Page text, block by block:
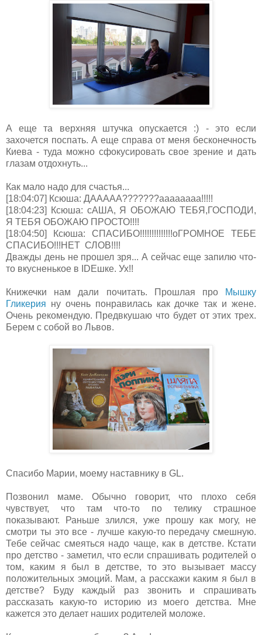
А еще та верхняя штучка опускается :) - это если
захочется поспать. А еще справа от меня бесконечность
Киева - туда можно сфокусировать свое зрение и дать
глазам отдохнуть...
Как мало надо для счастья...
[18:04:07] Ксюша: ДААААА???????аааааааа!!!!!
[18:04:23] Ксюша: сАША, Я ОБОЖАЮ ТЕБЯ,ГОСПОДИ,
Я ТЕБЯ ОБОЖАЮ ПРОСТО!!!!
[18:04:50] Ксюша: СПАСИБО!!!!!!!!!!!!!!оГРОМНОЕ ТЕБЕ
СПАСИБО!!!НЕТ СЛОВ!!!!
Дважды день не прошел зря... А сейчас еще запилю что-
то вкусненькое в IDEшке. Ух!!
Книжечки нам дали почитать. Прошлая про
Мышку
Гликерия ну очень понравилась как дочке так и жене.
Очень рекомендую. Предвкушаю что будет от этих трех.
Берем с собой во Львов.
Спасибо Марии, моему наставнику в GL.
Позвонил маме. Обычно говорит, что плохо себя
чувствует, что там что-то по телику страшное
показывают. Раньше злился, уже прошу как могу, не
смотри ты это все - лучше какую-то передачу смешную.
Тебе сейчас смеяться надо чаще, как в детстве. Кстати
про детство - заметил, что если спрашивать родителей о
том, каким я был в детстве, то это вызывает массу
положительных эмоций. Мам, а расскажи каким я был в
детстве? Буду каждый раз звонить и спрашивать
рассказать какую-то историю из моего детства. Мне
кажется это делает наших родителей моложе.